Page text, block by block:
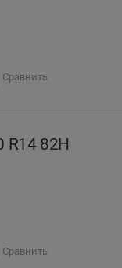
Сравнить
R14 82H
Сравнить